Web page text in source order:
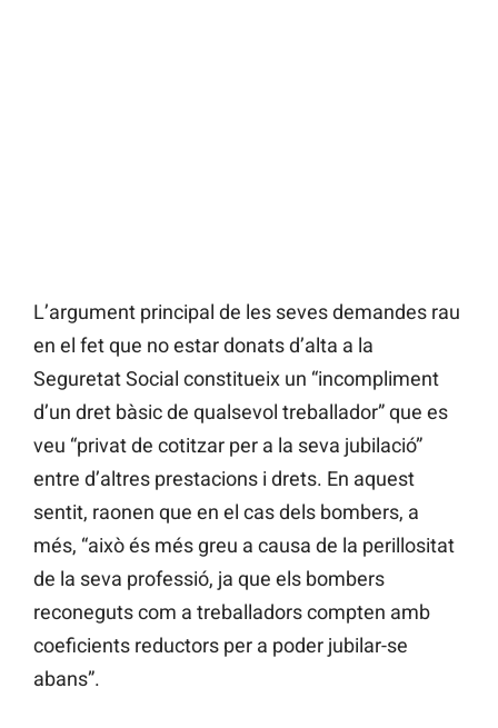
L’argument principal de les seves demandes rau
en el fet que no estar donats d’alta a la
Seguretat Social constitueix un “incompliment
d’un dret bàsic de qualsevol treballador” que es
veu “privat de cotitzar per a la seva jubilació”
entre d’altres prestacions i drets. En aquest
sentit, raonen que en el cas dels bombers, a
més, “això és més greu a causa de la perillositat
de la seva professió, ja que els bombers
reconeguts com a treballadors compten amb
coeficients reductors per a poder jubilar-se
abans”.